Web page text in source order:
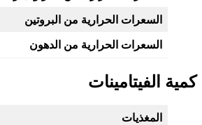
السعرات الحرارية من البروتين
السعرات الحرارية من الدهون
كمية الفيتامينات
المغذيات